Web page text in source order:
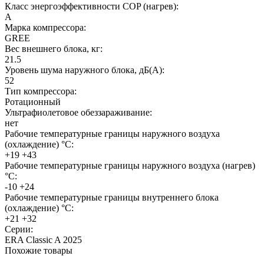
Класс энергоэффективности COP (нагрев):
A
Марка компрессора:
GREE
Вес внешнего блока, кг:
21.5
Уровень шума наружного блока, дБ(А):
52
Тип компрессора:
Ротационный
Ультрафиолетовое обеззараживание:
нет
Рабочие температурные границы наружного воздуха
(охлаждение) °C:
+19 +43
Рабочие температурные границы наружного воздуха (нагрев)
°C:
-10 +24
Рабочие температурные границы внутреннего блока
(охлаждение) °C:
+21 +32
Серии:
ERA Classic A 2025
Похожие товары